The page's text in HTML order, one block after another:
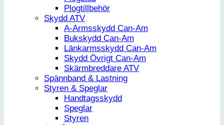
Plogtillbehör
Skydd ATV
A-Armsskydd Can-Am
Bukskydd Can-Am
Länkarmsskydd Can-Am
Skydd Övrigt Can-Am
Skärmbreddare ATV
Spännband & Lastning
Styren & Speglar
Handtagsskydd
Speglar
Styren